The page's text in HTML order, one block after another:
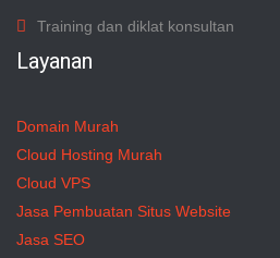
Training dan diklat konsultan
Layanan
Domain Murah
Cloud Hosting Murah
Cloud VPS
Jasa Pembuatan Situs Website
Jasa SEO